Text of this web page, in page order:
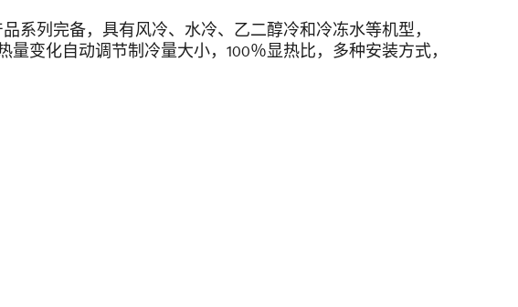
系列完备，具有风冷、水冷、乙二醇冷和冷冻水等机型，
量变化自动调节制冷量大小，100％显热比，多种安装方式，